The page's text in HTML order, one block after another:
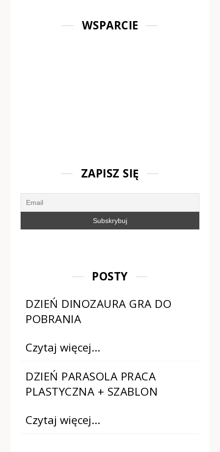
WSPARCIE
ZAPISZ SIĘ
POSTY
DZIEŃ DINOZAURA GRA DO
POBRANIA
Czytaj więcej…
DZIEŃ PARASOLA PRACA
PLASTYCZNA + SZABLON
Czytaj więcej…